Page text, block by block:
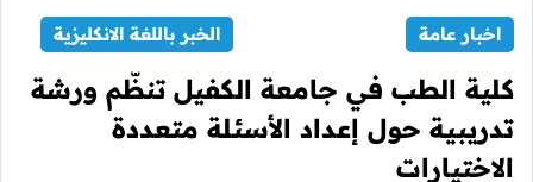
اخبار عامة الخبر باللغة الانكليزية
كلية الطب في جامعة الكفيل تنظّم ورشة
تدريبية حول إعداد الأسئلة متعددة
الاختيارات